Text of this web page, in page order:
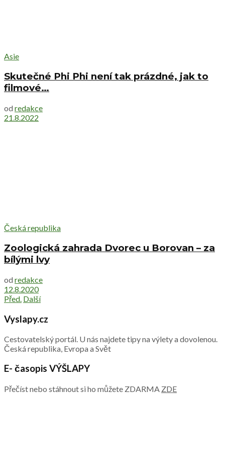
Asie
Skutečné Phi Phi není tak prázdné, jak to
filmové…
od redakce
21.8.2022
Česká republika
Zoologická zahrada Dvorec u Borovan – za
bílými lvy
od redakce
12.8.2020
Před. Další
Vyslapy.cz
Cestovatelský portál. U nás najdete tipy na výlety a dovolenou.
Česká republika, Evropa a Svět
E- časopis VÝŠLAPY
Přečíst nebo stáhnout si ho můžete ZDARMA ZDE